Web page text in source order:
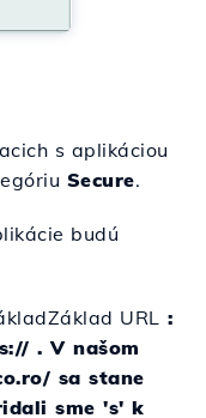
s aplikáciou
Secure.
budú
Základ URL :
. V našom
sa stane
sme 's' k